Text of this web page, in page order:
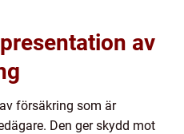
av
försäkring som är
Den ger skydd mot